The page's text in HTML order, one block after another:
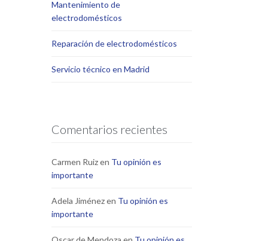
Mantenimiento de
electrodomésticos
Reparación de electrodomésticos
Servicio técnico en Madrid
Comentarios recientes
Carmen Ruizen Tu opinión es
importante
Adela Jiménezen Tu opinión es
importante